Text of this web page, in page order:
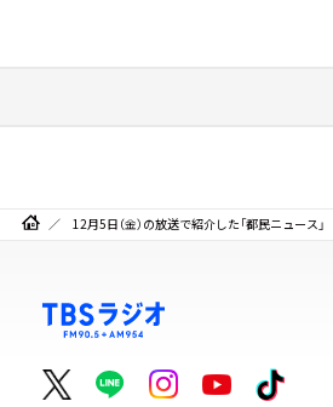
12月5日（金）の放送で紹介した「都民ニュース」